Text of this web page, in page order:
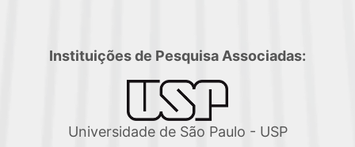
Instituições de Pesquisa Associadas:
Universidade de São Paulo - USP